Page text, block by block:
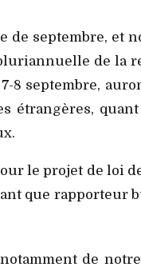
de septembre, et
de la
8 septembre,
étrangères,
le projet de loi
que rapporteur
de